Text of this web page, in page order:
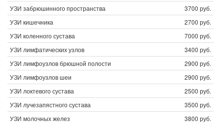
УЗИ забрюшинного пространства
3700 руб.
УЗИ кишечника
2700 руб.
УЗИ коленного сустава
7000 руб.
УЗИ лимфатических узлов
3400 руб.
УЗИ лимфоузлов брюшной полости
2900 руб.
УЗИ лимфоузлов шеи
2900 руб.
УЗИ локтевого сустава
2500 руб.
УЗИ лучезапястного сустава
3500 руб.
УЗИ молочных желез
3800 руб.